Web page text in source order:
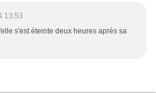
13:53
s'est éteinte deux heures après sa